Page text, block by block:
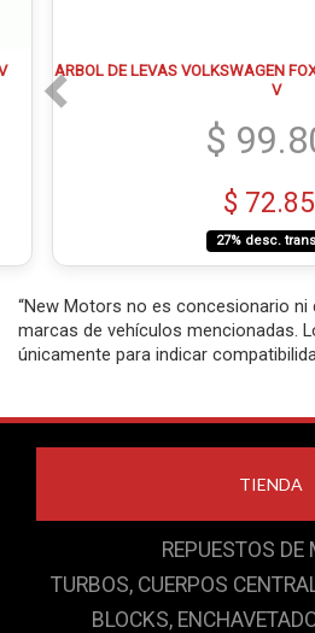
ARBOL DE LEVAS VOLKSWAGEN
V
$
$
27% desc.
“New Motors no es concesionario
marcas de vehículos mencionadas.
únicamente para indicar
TIENDA
REPUESTOS DE
TURBOS, CUERPOS
BLOCKS,